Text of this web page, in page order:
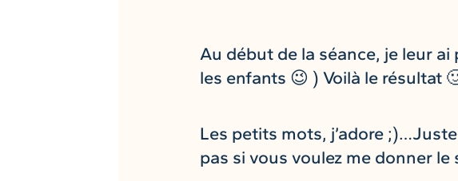
Au début de la séance, je leur
les enfants 😉 ) Voilà le résultat
Les petits mots, j’adore
pas si vous voulez me donner